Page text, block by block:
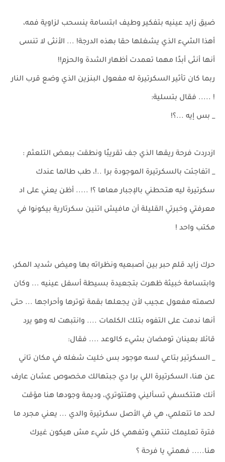
ضيق زايد عينيه بتفكير وطيف ابتسامة ينسحب لزاوية فمه،
أهذا الشيء الذي يشغلها حقا بهذه الدرجة! ... الأنثى لا تنسى
أنها أنثى أبدًا مهما تعمدت أظهار الشدة والحزم!!
ربما كان تأثير السكرتيرة له مفعول البنزين الذي وضع قرب النار
! ..... فقال بتسلية:
_ بس إيه ...؟!
ازدردت فرحة ريقها الذي جف تقريبًا ونطقت ببعض التلعثم :
_ اتفاجئت بالسكرتيرة الموجودة برا ..!، طب طالما عندك
سكرتيرة ليه هتحطني بالإجبار معاها ؟! ..... أظن يعني على اد
معرفتي وخبرتي القليلة أن مافيش اتنين سكرتارية بيكونوا في
مكتب واحد !
حرك زايد قلم حبر بين أصبعيه ونظراته بها وميض شديد المكر،
وابتسامة خبيثة ظهرت بتجعيدة بسيطة أسفل عينيه ... وكان
لصمته مفعول عجيب لأن يجعلها بقمة توترها وأحراجها ... حتى
أنها ندمت على التفوه بتلك الكلمات .... وانتبهت له وهو يرد
قائلا بعينان تومضان بشيء كالوعد .... فقال:
_ السكرتير بتاعي لسه موجود بس خليت شغله في مكان تاني
عن هنا، السكرتيرة اللي برا دي جبتهالك مخصوص عشان عارف
أنك هتتكسفي تسأليني وهتتوتري، وديمة وجودها هنا مؤقت
لحد ما تتعلمي، هي في الأصل سكرتيرة والدي ... يعني مجرد ما
فترة تعليمك تنتهي وتفهمي كل شيء مش هيكون غيرك
هنا..... فهمتي يا فرحة ؟